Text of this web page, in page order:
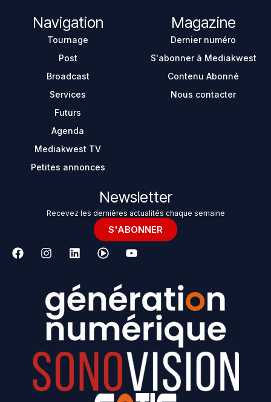
Navigation
Tournage
Post
Broadcast
Services
Futurs
Agenda
Mediakwest TV
Petites annonces
Magazine
Dernier numéro
S'abonner à Mediakwest
Contenu Abonné
Nous contacter
Newsletter
Recevez les dernières actualités chaque semaine
S'ABONNER